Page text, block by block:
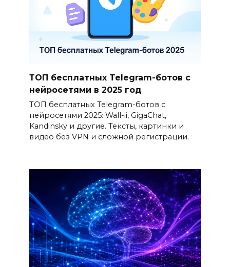
ТОП бесплатных Telegram-ботов с
нейросетями в 2025 год
ТОП бесплатных Telegram-ботов с
нейросетями 2025: Wall-ii, GigaChat,
Kandinsky и другие. Тексты, картинки и
видео без VPN и сложной регистрации.